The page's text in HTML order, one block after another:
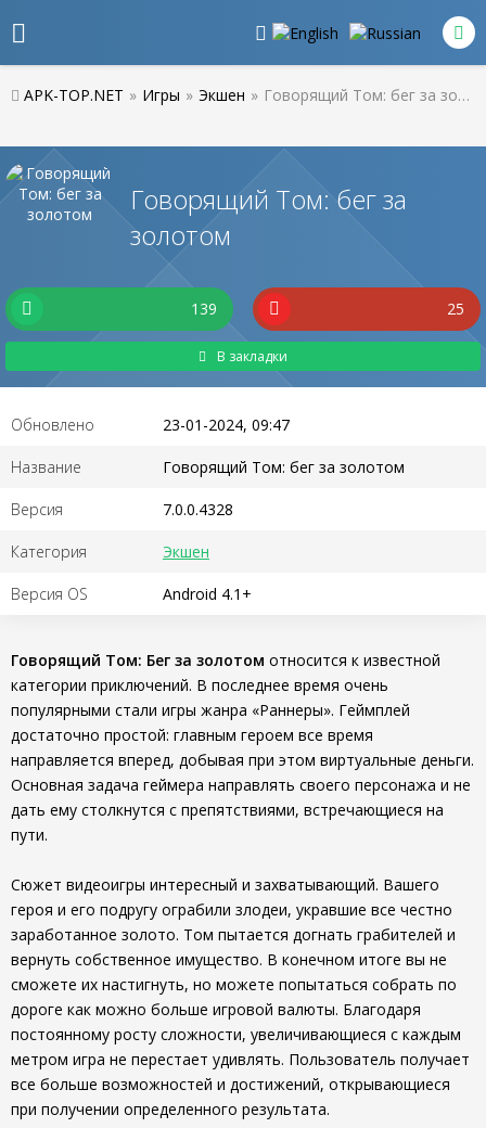
APK-TOP.NET » Игры » Экшен » Говорящий Том: бег за золотом
Говорящий Том: бег за
золотом
139 25
В закладки
Обновлено 23-01-2024, 09:47
Название Говорящий Том: бег за золотом
Версия 7.0.0.4328
Категория Экшен
Версия OS Android 4.1+
Говорящий Том: Бег за золотом относится к известной
категории приключений. В последнее время очень
популярными стали игры жанра «Раннеры». Геймплей
достаточно простой: главным героем все время
направляется вперед, добывая при этом виртуальные деньги.
Основная задача геймера направлять своего персонажа и не
дать ему столкнутся с препятствиями, встречающиеся на
пути.
Сюжет видеоигры интересный и захватывающий. Вашего
героя и его подругу ограбили злодеи, укравшие все честно
заработанное золото. Том пытается догнать грабителей и
вернуть собственное имущество. В конечном итоге вы не
сможете их настигнуть, но можете попытаться собрать по
дороге как можно больше игровой валюты. Благодаря
постоянному росту сложности, увеличивающиеся с каждым
метром игра не перестает удивлять. Пользователь получает
все больше возможностей и достижений, открывающиеся
при получении определенного результата.